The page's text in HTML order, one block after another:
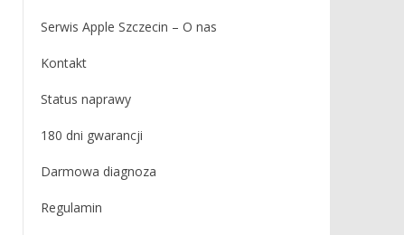
Serwis Apple Szczecin – O nas
Kontakt
Status naprawy
180 dni gwarancji
Darmowa diagnoza
Regulamin